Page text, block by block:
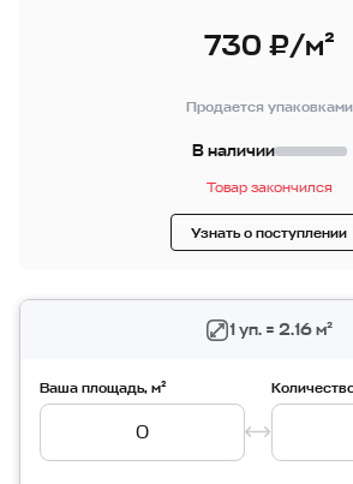
730 ₽/м²
Продается упаковками
В наличии
Товар закончился
Узнать о поступлении
1 уп. = 2.16 м²
Ваша площадь, м²